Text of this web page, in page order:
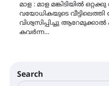
മാള : മാള മങ്കിടിയിൽ
വയോധികയുടെ
വിശ്വസിപ്പിച്ചു
കവർന്ന…
Search